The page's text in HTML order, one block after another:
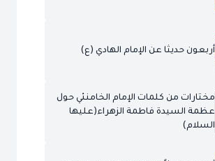
أربعون حديثا عن الإمام الهادي (ع)
مختارات من كلمات الإمام الخامنئي حول
عظمة السيدة فاطمة الزهراء(عليها
السلام)